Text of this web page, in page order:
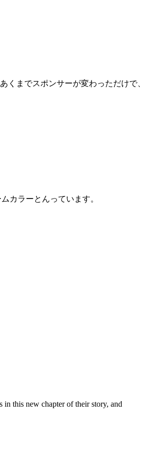
くまでスポンサーが変わっただけで、
カラーとんっています。
this new chapter of their story, and